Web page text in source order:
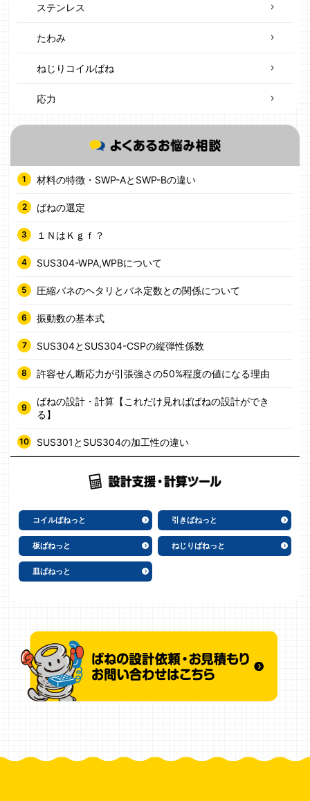
ステンレス
たわみ
ねじりコイルばね
応力
材料の特徴・SWP-AとSWP-Bの違い
ばねの選定
１ＮはＫｇｆ？
SUS304-WPA,WPBについて
圧縮バネのヘタリとバネ定数との関係について
振動数の基本式
SUS304とSUS304-CSPの縦弾性係数
許容せん断応力が引張強さの50%程度の値になる理由
ばねの設計・計算【これだけ見ればばねの設計ができ
る】
SUS301とSUS304の加工性の違い
コイルばねっと 引きばねっと
板ばねっと ねじりばねっと
皿ばねっと